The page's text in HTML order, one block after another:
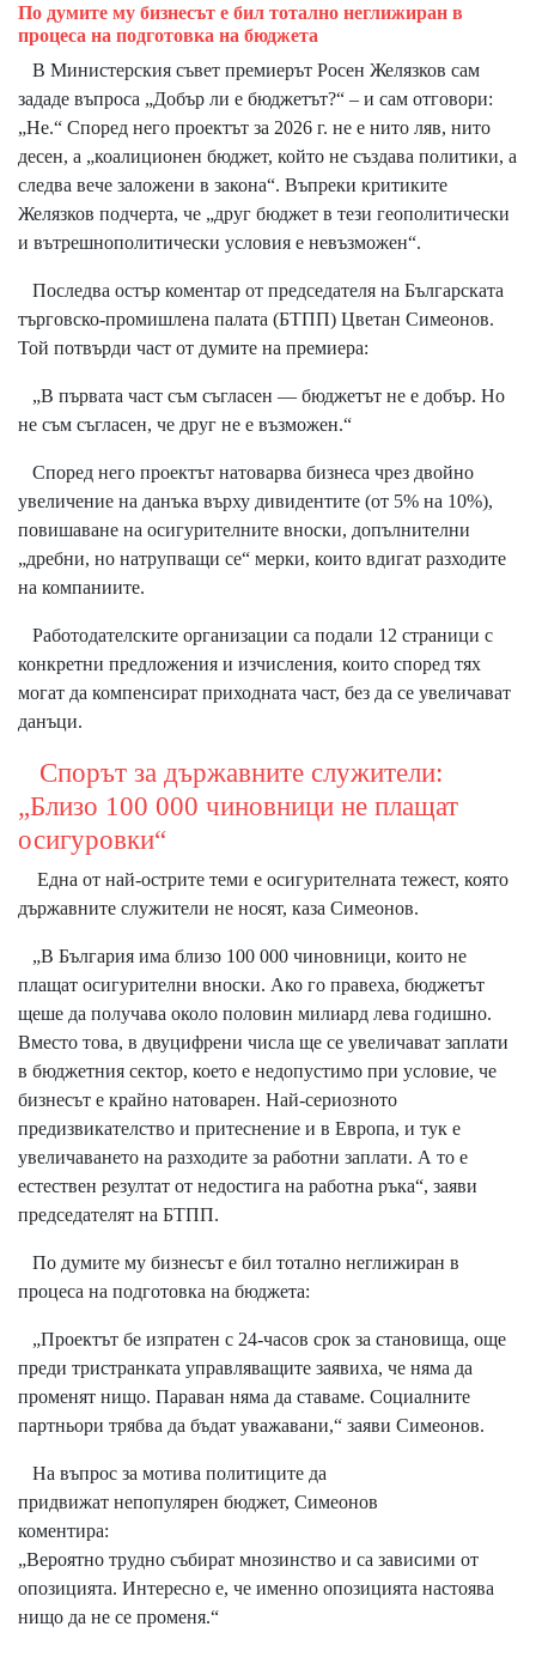
По думите му бизнесът е бил тотално неглижиран в
процеса на подготовка на бюджета
В Министерския съвет премиерът Росен Желязков сам
зададе въпроса „Добър ли е бюджетът?“ – и сам отговори:
„Не.“ Според него проектът за 2026 г. не е нито ляв, нито
десен, а „коалиционен бюджет, който не създава политики, а
следва вече заложени в закона“. Въпреки критиките
Желязков подчерта, че „друг бюджет в тези геополитически
и вътрешнополитически условия е невъзможен“.
Последва остър коментар от председателя на Българската
търговско-промишлена палата (БТПП) Цветан Симеонов.
Той потвърди част от думите на премиера:
„В първата част съм съгласен — бюджетът не е добър. Но
не съм съгласен, че друг не е възможен.“
Според него проектът натоварва бизнеса чрез двойно
увеличение на данъка върху дивидентите (от 5% на 10%),
повишаване на осигурителните вноски, допълнителни
„дребни, но натрупващи се“ мерки, които вдигат разходите
на компаниите.
Работодателските организации са подали 12 страници с
конкретни предложения и изчисления, които според тях
могат да компенсират приходната част, без да се увеличават
данъци.
Спорът за държавните служители:
„Близо 100 000 чиновници не плащат
осигуровки“
Една от най-острите теми е осигурителната тежест, която
държавните служители не носят, каза Симеонов.
„В България има близо 100 000 чиновници, които не
плащат осигурителни вноски. Ако го правеха, бюджетът
щеше да получава около половин милиард лева годишно.
Вместо това, в двуцифрени числа ще се увеличават заплати
в бюджетния сектор, което е недопустимо при условие, че
бизнесът е крайно натоварен. Най-сериозното
предизвикателство и притеснение и в Европа, и тук е
увеличаването на разходите за работни заплати. А то е
естествен резултат от недостига на работна ръка“, заяви
председателят на БТПП.
По думите му бизнесът е бил тотално неглижиран в
процеса на подготовка на бюджета:
„Проектът бе изпратен с 24-часов срок за становища, още
преди тристранката управляващите заявиха, че няма да
променят нищо. Параван няма да ставаме. Социалните
партньори трябва да бъдат уважавани,“ заяви Симеонов.
На въпрос за мотива политиците да
придвижат непопулярен бюджет, Симеонов
коментира:
На въпрос за мотива политиците да придвижат
непопулярен бюджет, Симеонов коментира:
„Вероятно трудно събират мнозинство и са зависими от
опозицията. Интересно е, че именно опозицията настоява
нищо да не се променя.“